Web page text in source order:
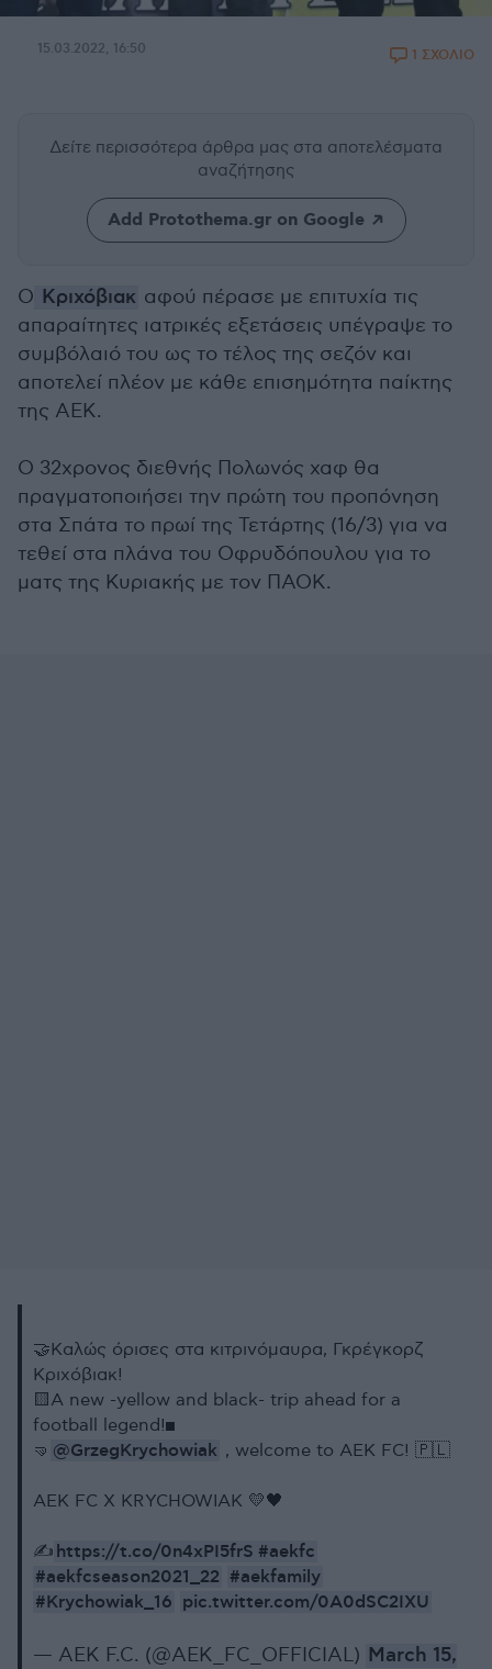
15.03.2022, 16:50 1 ΣΧΟΛΙΟ
Δείτε περισσότερα άρθρα μας στα αποτελέσματα
αναζήτησης
Add Protothema.gr on Google
Ο Κριχόβιακ αφού πέρασε με επιτυχία τις
απαραίτητες ιατρικές εξετάσεις υπέγραψε το
συμβόλαιό του ως το τέλος της σεζόν και
αποτελεί πλέον με κάθε επισημότητα παίκτης
της ΑΕΚ.
Ο 32χρονος διεθνής Πολωνός χαφ θα
πραγματοποιήσει την πρώτη του προπόνηση
στα Σπάτα το πρωί της Τετάρτης (16/3) για να
τεθεί στα πλάνα του Οφρυδόπουλου για το
ματς της Κυριακής με τον ΠΑΟΚ.
🤝Καλώς όρισες στα κιτρινόμαυρα, Γκρέγκορζ
Κριχόβιακ!
🟨Α new -yellow and black- trip ahead for a
football legend!◼️
🤜 @GrzegKrychowiak , welcome to AEK FC! 🇵🇱
AEK FC X KRYCHOWIAK 💛🖤
✍️ https://t.co/0n4xPI5frS #aekfc
#aekfcseason2021_22 #aekfamily
#Krychowiak_16 pic.twitter.com/0A0dSC2IXU
— AEK F.C. (@AEK_FC_OFFICIAL) March 15,